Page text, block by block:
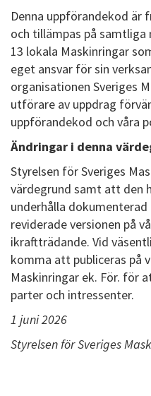
Denna uppförandekod är
och tillämpas på
13 lokala Maskinringar
eget ansvar för sin
organisationen Sveriges
utförare av uppdrag
uppförandekod och våra
Ändringar i denna
Styrelsen för Sveriges
värdegrund samt att den
underhålla
reviderade versionen på
ikraftträdande. Vid
komma att publiceras på
Maskinringar ek. För. för
parter och intressenter.
1 juni 2026
Styrelsen för Sveriges